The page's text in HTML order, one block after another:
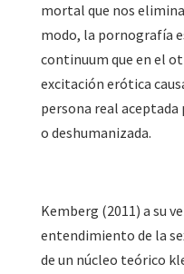
mortal que nos
modo, la pornografía
continuum que en el
excitación erótica
persona real
o deshumanizada.
Kemberg (2011) a su
entendimiento de la
de un núcleo teórico